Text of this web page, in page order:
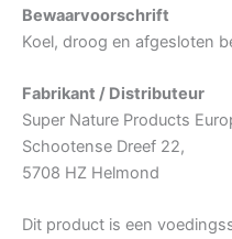
Bewaarvoorschrift
Koel, droog en afgesloten
Fabrikant / Distributeur
Super Nature Products
Schootense Dreef 22,
5708 HZ Helmond
Dit product is een